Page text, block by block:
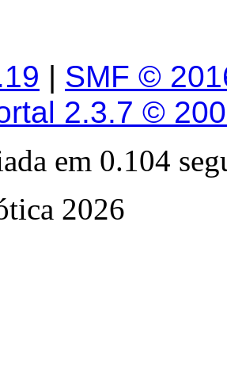
| SMF ©
2.3.7 ©
em 0.104
2026